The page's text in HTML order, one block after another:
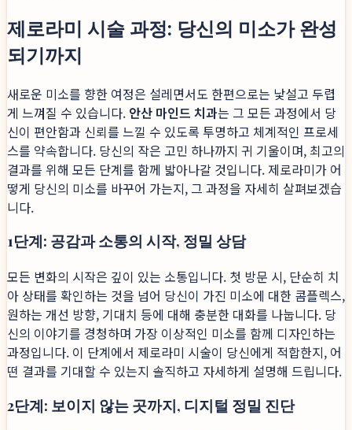
제로라미 시술 과정: 당신의 미소가 완성
되기까지
새로운 미소를 향한 여정은 설레면서도 한편으로는 낯설고 두렵
게 느껴질 수 있습니다. 안산 마인드 치과는 그 모든 과정에서 당
신이 편안함과 신뢰를 느낄 수 있도록 투명하고 체계적인 프로세
스를 약속합니다. 당신의 작은 고민 하나까지 귀 기울이며, 최고의
결과를 위해 모든 단계를 함께 밟아나갈 것입니다. 제로라미가 어
떻게 당신의 미소를 바꾸어 가는지, 그 과정을 자세히 살펴보겠습
니다.
1단계: 공감과 소통의 시작, 정밀 상담
모든 변화의 시작은 깊이 있는 소통입니다. 첫 방문 시, 단순히 치
아 상태를 확인하는 것을 넘어 당신이 가진 미소에 대한 콤플렉스,
원하는 개선 방향, 기대치 등에 대해 충분한 대화를 나눕니다. 당
신의 이야기를 경청하며 가장 이상적인 미소를 함께 디자인하는
과정입니다. 이 단계에서 제로라미 시술이 당신에게 적합한지, 어
떤 결과를 기대할 수 있는지 솔직하고 자세하게 설명해 드립니다.
2단계: 보이지 않는 곳까지, 디지털 정밀 진단